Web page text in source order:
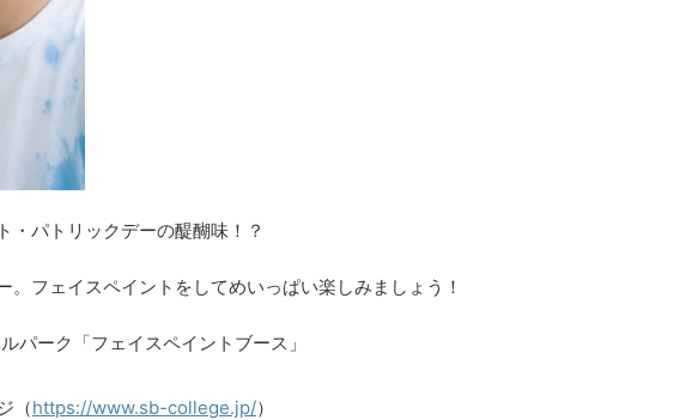
・パトリックデーの醍醐味！？
フェイスペイントをしてめいっぱい楽しみましょう！
ーク「フェイスペイントブース」
（https://www.sb-college.jp/）